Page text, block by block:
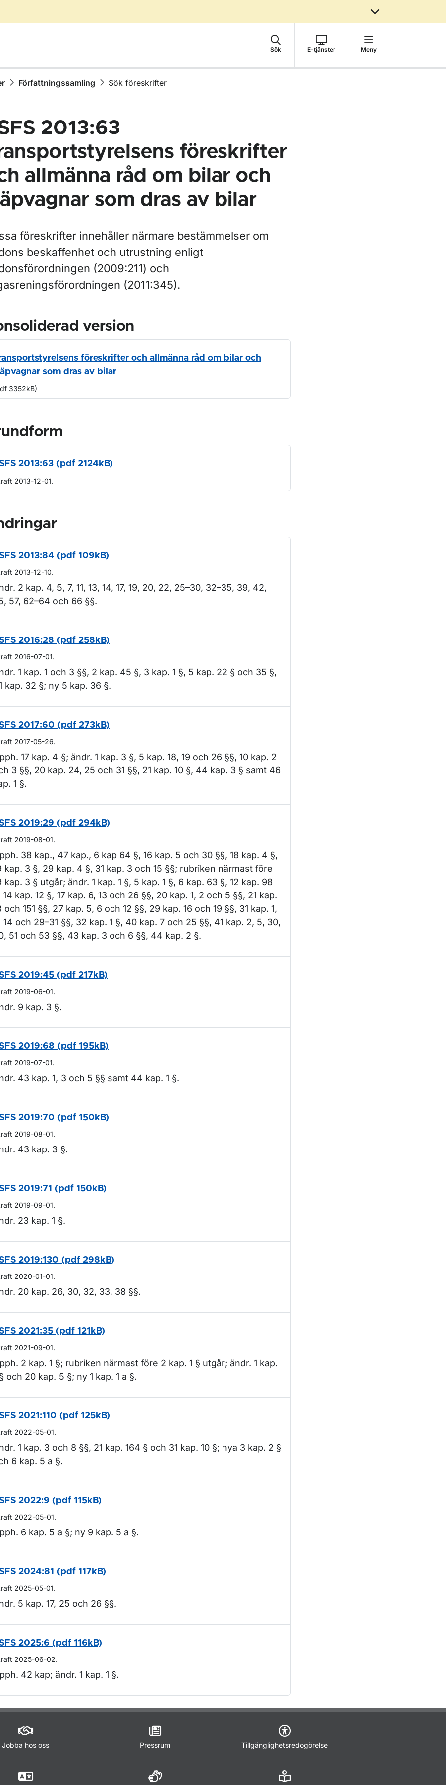
Sök E-tjänster Meny
Författningssamling Sök föreskrifter
för Författningssamling
Föreskrifter i nummerordning
Lagar och regler
2013:63
föreskrifter
allmänna råd om bilar och
som dras av bilar
föreskrifter innehåller närmare bestämmelser om
beskaffenhet och utrustning enligt
(2009:211) och
(2011:345).
version
föreskrifter och allmänna råd om bilar och
som dras av bilar
3352kB)
2013:63 (pdf 2124kB)
2013-12-01.
2013:84 (pdf 109kB)
2013-12-10.
2 kap. 4, 5, 7, 11, 13, 14, 17, 19, 20, 22, 25–30, 32–35, 39, 42,
57, 62–64 och 66 §§.
2016:28 (pdf 258kB)
2016-07-01.
1 kap. 1 och 3 §§, 2 kap. 45 §, 3 kap. 1 §, 5 kap. 22 § och 35 §,
kap. 32 §; ny 5 kap. 36 §.
2017:60 (pdf 273kB)
2017-05-26.
17 kap. 4 §; ändr. 1 kap. 3 §, 5 kap. 18, 19 och 26 §§, 10 kap. 2
3 §§, 20 kap. 24, 25 och 31 §§, 21 kap. 10 §, 44 kap. 3 § samt 46
1 §.
2019:29 (pdf 294kB)
2019-08-01.
38 kap., 47 kap., 6 kap 64 §, 16 kap. 5 och 30 §§, 18 kap. 4 §,
kap. 3 §, 29 kap. 4 §, 31 kap. 3 och 15 §§; rubriken närmast före
kap. 3 § utgår; ändr. 1 kap. 1 §, 5 kap. 1 §, 6 kap. 63 §, 12 kap. 98
14 kap. 12 §, 17 kap. 6, 13 och 26 §§, 20 kap. 1, 2 och 5 §§, 21 kap.
och 151 §§, 27 kap. 5, 6 och 12 §§, 29 kap. 16 och 19 §§, 31 kap. 1,
14 och 29–31 §§, 32 kap. 1 §, 40 kap. 7 och 25 §§, 41 kap. 2, 5, 30,
51 och 53 §§, 43 kap. 3 och 6 §§, 44 kap. 2 §.
2019:45 (pdf 217kB)
2019-06-01.
9 kap. 3 §.
2019:68 (pdf 195kB)
2019-07-01.
43 kap. 1, 3 och 5 §§ samt 44 kap. 1 §.
2019:70 (pdf 150kB)
2019-08-01.
43 kap. 3 §.
2019:71 (pdf 150kB)
2019-09-01.
23 kap. 1 §.
2019:130 (pdf 298kB)
2020-01-01.
20 kap. 26, 30, 32, 33, 38 §§.
2021:35 (pdf 121kB)
2021-09-01.
2 kap. 1 §; rubriken närmast före 2 kap. 1 § utgår; ändr. 1 kap.
och 20 kap. 5 §; ny 1 kap. 1 a §.
2021:110 (pdf 125kB)
2022-05-01.
1 kap. 3 och 8 §§, 21 kap. 164 § och 31 kap. 10 §; nya 3 kap. 2 §
6 kap. 5 a §.
2022:9 (pdf 115kB)
2022-05-01.
6 kap. 5 a §; ny 9 kap. 5 a §.
2024:81 (pdf 117kB)
2025-05-01.
5 kap. 17, 25 och 26 §§.
2025:6 (pdf 116kB)
2025-06-02.
42 kap; ändr. 1 kap. 1 §.
sidan
Jobba hos oss Pressrum Tillgänglighetsredogörelse